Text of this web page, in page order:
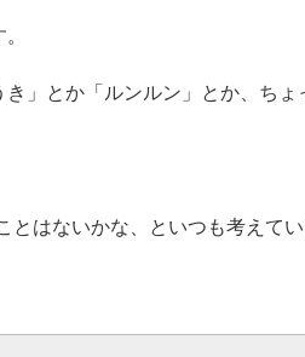
」とか「ルンルン」とか、ちょ
とはないかな、といつも考えて